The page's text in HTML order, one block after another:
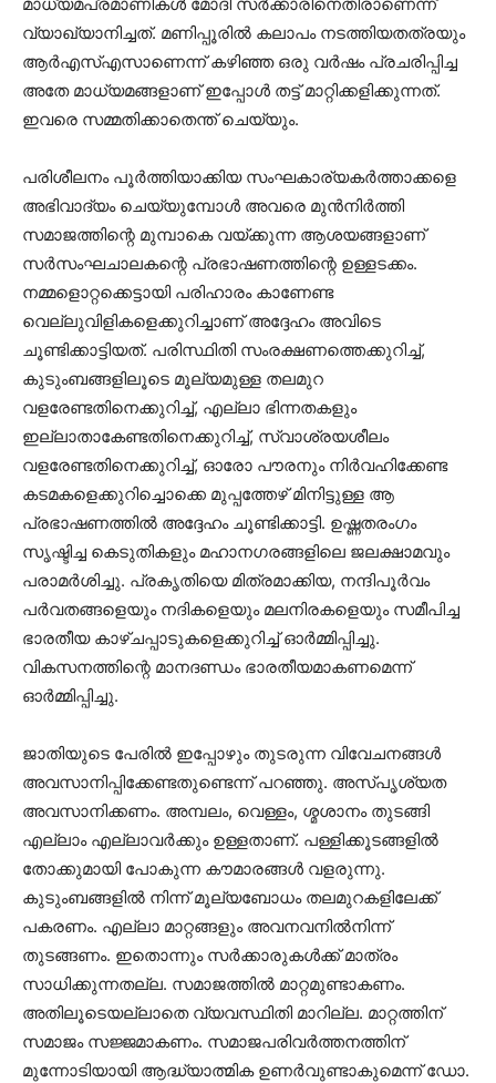
വ്യാഖ്യാനിച്ചത്. മണിപ്പൂരില്‍ കലാപം നടത്തിയതത്രയും
ആര്‍എസ്എസാണെന്ന് കഴിഞ്ഞ ഒരു വര്‍ഷം പ്രചരിപ്പിച്ച
അതേ മാധ്യമങ്ങളാണ് ഇപ്പോള്‍ തട്ട് മാറ്റിക്കളിക്കുന്നത്.
ഇവരെ സമ്മതിക്കാതെന്ത് ചെയ്യും.
പരിശീലനം പൂര്‍ത്തിയാക്കിയ സംഘകാര്യകര്‍ത്താക്കളെ
അഭിവാദ്യം ചെയ്യുമ്പോള്‍ അവരെ മുന്‍നിര്‍ത്തി
സമാജത്തിന്റെ മുമ്പാകെ വയ്ക്കുന്ന ആശയങ്ങളാണ്
സര്‍സംഘചാലകന്റെ പ്രഭാഷണത്തിന്റെ ഉള്ളടക്കം.
നമ്മളൊറ്റക്കെട്ടായി പരിഹാരം കാണേണ്ട
വെല്ലുവിളികളെക്കുറിച്ചാണ് അദ്ദേഹം അവിടെ
ചൂണ്ടിക്കാട്ടിയത്. പരിസ്ഥിതി സംരക്ഷണത്തെക്കുറിച്ച്,
കുടുംബങ്ങളിലൂടെ മൂല്യമുള്ള തലമുറ
വളരേണ്ടതിനെക്കുറിച്ച്, എല്ലാ ഭിന്നതകളും
ഇല്ലാതാകേണ്ടതിനെക്കുറിച്ച്, സ്വാശ്രയശീലം
വളരേണ്ടതിനെക്കുറിച്ച്, ഓരോ പൗരനും നിര്‍വഹിക്കേണ്ട
കടമകളെക്കുറിച്ചൊക്കെ മുപ്പത്തേഴ് മിനിട്ടുള്ള ആ
പ്രഭാഷണത്തില്‍ അദ്ദേഹം ചൂണ്ടിക്കാട്ടി. ഉഷ്ണതരംഗം
സൃഷ്ടിച്ച കെടുതികളും മഹാനഗരങ്ങളിലെ ജലക്ഷാമവും
പരാമര്‍ശിച്ചു. പ്രകൃതിയെ മിത്രമാക്കിയ, നന്ദിപൂര്‍വം
പര്‍വതങ്ങളെയും നദികളെയും മലനിരകളെയും സമീപിച്ച
ഭാരതീയ കാഴ്ചപ്പാടുകളെക്കുറിച്ച് ഓര്‍മ്മിപ്പിച്ചു.
വികസനത്തിന്റെ മാനദണ്ഡം ഭാരതീയമാകണമെന്ന്
ഓര്‍മ്മിപ്പിച്ചു.
ജാതിയുടെ പേരില്‍ ഇപ്പോഴും തുടരുന്ന വിവേചനങ്ങള്‍
അവസാനിപ്പിക്കേണ്ടതുണ്ടെന്ന് പറഞ്ഞു. അസ്പൃശ്യത
അവസാനിക്കണം. അമ്പലം, വെള്ളം, ശ്മശാനം തുടങ്ങി
എല്ലാം എല്ലാവര്‍ക്കും ഉള്ളതാണ്. പള്ളിക്കൂടങ്ങളില്‍
തോക്കുമായി പോകുന്ന കൗമാരങ്ങള്‍ വളരുന്നു.
കുടുംബങ്ങളില്‍ നിന്ന് മൂല്യബോധം തലമുറകളിലേക്ക്
പകരണം. എല്ലാ മാറ്റങ്ങളും അവനവനില്‍നിന്ന്
തുടങ്ങണം. ഇതൊന്നും സര്‍ക്കാരുകള്‍ക്ക് മാത്രം
സാധിക്കുന്നതല്ല. സമാജത്തില്‍ മാറ്റമുണ്ടാകണം.
അതിലൂടെയല്ലാതെ വ്യവസ്ഥിതി മാറില്ല. മാറ്റത്തിന്
സമാജം സജ്ജമാകണം. സമാജപരിവര്‍ത്തനത്തിന്
മുന്നോടിയായി ആദ്ധ്യാത്മിക ഉണര്‍വുണ്ടാകുമെന്ന് ഡോ.